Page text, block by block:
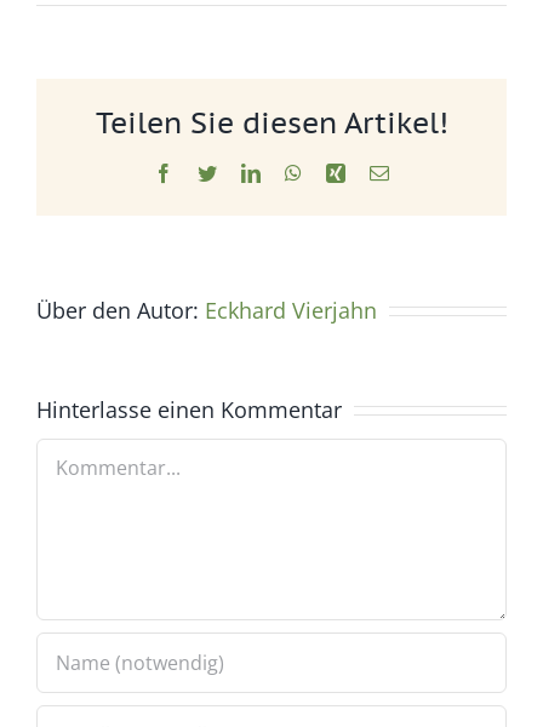
Teilen Sie diesen Artikel!
Facebook
TwitterLinkedInWhatsApp
Xing E-
Über den Autor: Eckhard Vierjahn
Hinterlasse einen Kommentar
Kommentar